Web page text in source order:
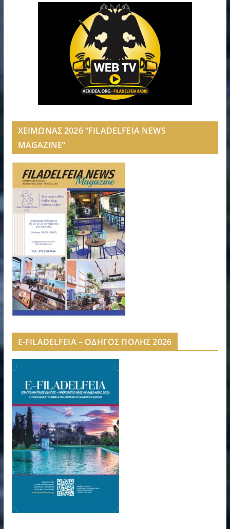
ΧΕΙΜΩΝΑΣ 2026 “FILADELFEIA NEWS
MAGAZINE”
E-FILADELFEIA – ΟΔΗΓΟΣ ΠΟΛΗΣ 2026